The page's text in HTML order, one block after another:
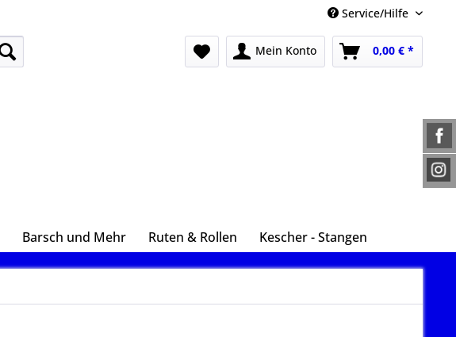
Service/Hilfe
Mein Konto 0,00 € *
Barsch und Mehr Ruten & Rollen Kescher - Stangen